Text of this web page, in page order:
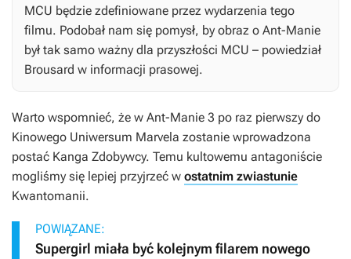
MCU będzie zdefiniowane przez wydarzenia tego
filmu. Podobał nam się pomysł, by obraz o Ant-Manie
był tak samo ważny dla przyszłości MCU – powiedział
Brousard w informacji prasowej.
Warto wspomnieć, że w Ant-Manie 3 po raz pierwszy do
Kinowego Uniwersum Marvela zostanie wprowadzona
postać Kanga Zdobywcy. Temu kultowemu antagoniście
mogliśmy się lepiej przyjrzeć w ostatnim zwiastunie
Kwantomanii.
POWIĄZANE:
Supergirl miała być kolejnym filarem nowego